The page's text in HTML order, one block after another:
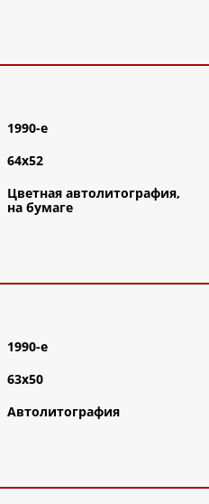
1990-е
64х52
Цветная автолитография,
на бумаге
1990-е
63х50
Автолитография